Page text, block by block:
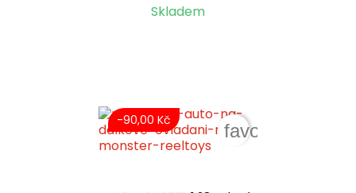
Skladem
-90,00 Kč
favorite_border